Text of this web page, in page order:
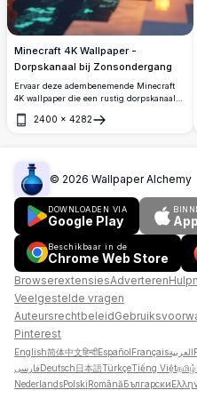
Minecraft 4K Wallpaper -
Dorpskanaal bij Zonsondergang
Ervaar deze adembenemende Minecraft
4K wallpaper die een rustig dorpskanaal
zonsonderganglicht. De hoge-resolutie
creëert in de blokjeswereld.
2400 × 4282
Openen
© 2026 Wallpaper Alchemy
DOWNLOADEN VIA
Google Play
Beschikbaar in de
Chrome Web Store
BrowserextensiesAdverteren
Veelgestelde vragen
Auteursrechtbeleid
Pinterest
English简体中文हिन्दीEspañolFrançaisالعربية
فارسیDeutsch日本語TürkçeTiếng Việtதமிழ்
NederlandsPolskiRomânăБългарски